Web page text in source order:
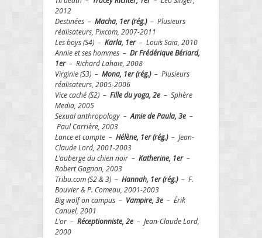
2012
Destinées – Macha, 1er (rég.) – Plusieurs
réalisateurs, Pixcom, 2007-2011
Les boys (S4) – Karla, 1er – Louis Saïa, 2010
Annie et ses hommes – Dr Frédérique Bériard,
1er – Richard Lahaie, 2008
Virginie (S3) – Mona, 1er (rég.) – Plusieurs
réalisateurs, 2005-2006
Vice caché (S2) – Fille du yoga, 2e – Sphère
Media, 2005
Sexual anthropology –Amie de Paula, 3e –
Paul Carrière, 2003
Lance et compte – Hélène, 1er (rég.) – Jean-
Claude Lord, 2001-2003
L’auberge du chien noir – Katherine, 1er–
Robert Gagnon, 2003
Tribu.com (S2 & 3) – Hannah, 1er (rég.)– F.
Bouvier & P. Comeau, 2001-2003
Big wolf on campus – Vampire, 3e – Érik
Canuel, 2001
L’or – Réceptionniste, 2e – Jean-Claude Lord,
2000